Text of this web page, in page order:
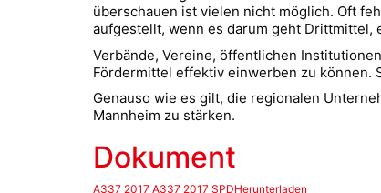
überschauen ist vielen nicht möglich. Oft
aufgestellt, wenn es darum geht Drittmittel,
Verbände, Vereine, öffentlichen
Fördermittel effektiv einwerben zu können.
Genauso wie es gilt, die regionalen
Mannheim zu stärken.
Dokument
A337_2017_A337_2017_SPDHerunterladen